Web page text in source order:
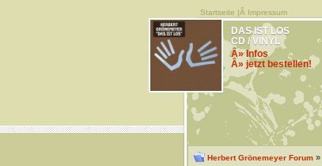
Startseite |Â Impressum
DAS IST LOS
CD / VINYL
Â» Infos
Â» jetzt bestellen!
Herbert Grönemeyer Forum»